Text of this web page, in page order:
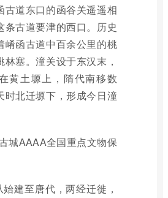
古道东口的函谷关遥遥相
条古道要津的西口。历史
崤函古道中百余公里的桃
林塞。潼关设于东汉末，
黄土塬上，隋代南移数
时北迁塬下，形成今日潼
城AAAA全国重点文物保
建至唐代，两经迁徙，